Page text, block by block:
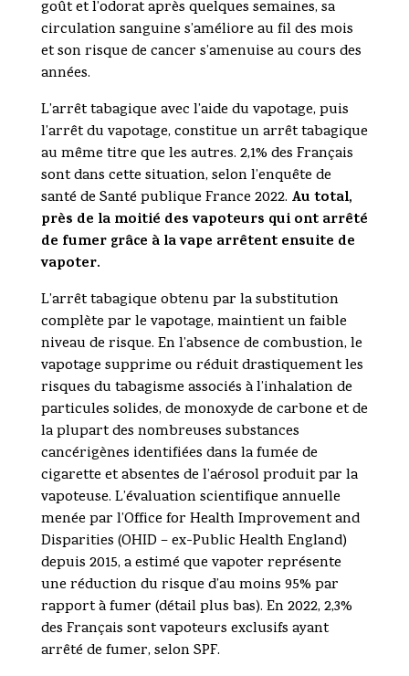
goût et l’odorat après quelques semaines, sa
circulation sanguine s’améliore au fil des mois
et son risque de cancer s’amenuise au cours des
années.
L’arrêt tabagique avec l’aide du vapotage, puis
l’arrêt du vapotage, constitue un arrêt tabagique
au même titre que les autres. 2,1% des Français
sont dans cette situation, selon l’enquête de
santé de Santé publique France 2022. Au total,
près de la moitié des vapoteurs qui ont arrêté
de fumer grâce à la vape arrêtent ensuite de
vapoter.
L’arrêt tabagique obtenu par la substitution
complète par le vapotage, maintient un faible
niveau de risque. En l’absence de combustion, le
vapotage supprime ou réduit drastiquement les
risques du tabagisme associés à l’inhalation de
particules solides, de monoxyde de carbone et de
la plupart des nombreuses substances
cancérigènes identifiées dans la fumée de
cigarette et absentes de l’aérosol produit par la
vapoteuse. L’évaluation scientifique annuelle
menée par l’Office for Health Improvement and
Disparities (OHID – ex-Public Health England)
depuis 2015, a estimé que vapoter représente
une réduction du risque d’au moins 95% par
rapport à fumer (détail plus bas). En 2022, 2,3%
des Français sont vapoteurs exclusifs ayant
arrêté de fumer, selon SPF.